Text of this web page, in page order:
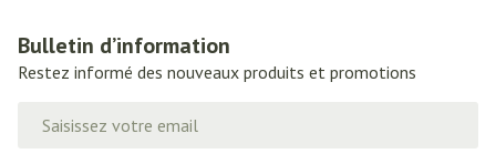
Bulletin d’information
Restez informé des nouveaux produits et promotions